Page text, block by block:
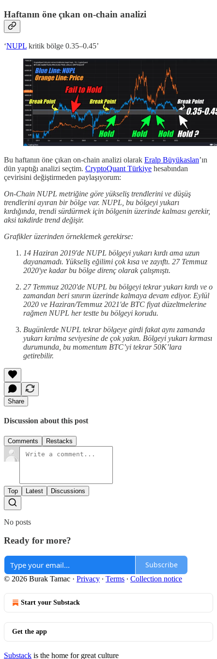
Haftanın öne çıkan on-chain analizi
‘NUPL kritik bölge 0.35–0.45’
Bu haftanın öne çıkan on-chain analizi olarak Eralp Büyükaslan’ın
dün yaptığı analizi seçtim. CryptoQuant Türkiye hesabından
çevirisini değiştirmeden paylaşıyorum:
On-Chain NUPL metriğine göre yükseliş trendlerini ve düşüş
trendlerini ayıran bir bölge var. NUPL, bu bölgeyi yukarı
kırdığında, trendi sürdürmek için bölgenin üzerinde kalması gerekir,
aksi takdirde trend değişir.
Grafikler üzerinden örneklemek gerekirse:
14 Haziran 2019'de NUPL bölgeyi yukarı kırdı ama uzun
dayanamadı. Yükseliş eğilimi çok kısa ve zayıftı. 27 Temmuz
2020'ye kadar bu bölge direnç olarak çalışmıştı.
27 Temmuz 2020'de NUPL bu bölgeyi tekrar yukarı kırdı ve o
zamandan beri sınırın üzerinde kalmaya devam ediyor. Eylül
2020 ve Haziran/Temmuz 2021'de BTC fiyat düzeltmelerine
rağmen NUPL her testte bu bölgeyi korudu.
Bugünlerde NUPL tekrar bölgeye girdi fakat aynı zamanda
yukarı kırılma seviyesine de çok yakın. Bölgeyi yukarı kırması
durumunda, bu momentum BTC’yi tekrar 50K’lara
getirebilir.
Share
Discussion about this post
Comments Restacks
Top Latest Discussions
No posts
Ready for more?
Subscribe
© 2026 Burak Tamac · Privacy ∙ Terms ∙ Collection notice
Start your Substack
Get the app
Substack is the home for great culture